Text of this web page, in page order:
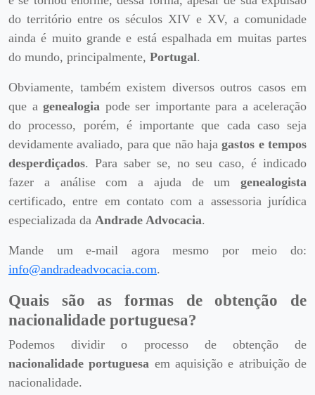
do território entre os séculos XIV e XV, a comunidade
ainda é muito grande e está espalhada em muitas partes
do mundo, principalmente, Portugal.
Obviamente, também existem diversos outros casos em
que a genealogia pode ser importante para a aceleração
do processo, porém, é importante que cada caso seja
devidamente avaliado, para que não hajagastos e tempos
desperdiçados. Para saber se, no seu caso, é indicado
fazer a análise com a ajuda de um genealogista
certificado, entre em contato com a assessoria jurídica
especializada da Andrade Advocacia.
Mande um e-mail agora mesmo por meio do:
info@andradeadvocacia.com.
Quais são as formas de obtenção de
nacionalidade portuguesa?
Podemos dividir o processo de obtenção de
nacionalidade portuguesa em aquisição e atribuição de
nacionalidade.